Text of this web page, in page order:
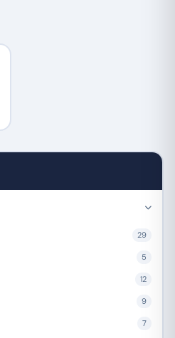
29
5
12
9
7